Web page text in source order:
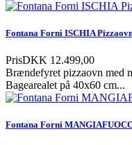
Fontana Forni ISCHIA
PrisDKK 12.499,00
Brændefyret pizzaovn med
Bagearealet på 40x60 cm...
Fontana Forni